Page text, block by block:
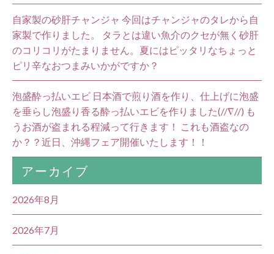
自家製の砂肝チャンジャ 今回はチャンジャのタレから自
家製で作りました。 タラとは違い魚介のクセが無く砂肝
のコリコリがたまりません。夏にはピッタリなちょっと
ピリ辛なおつまみいかがですか？
泡盛酔っ払いエビ 日本酒で煎り酒を作り、仕上げに泡盛
を垂らし泡盛り香る酔っ払いエビを作りました(//∇//) も
うお酒が盗まれる程減って行きます！ これも酒盗なの
か？？近日、沖縄フェア開催いたします！！
アーカイブ
2026年8月
2026年7月